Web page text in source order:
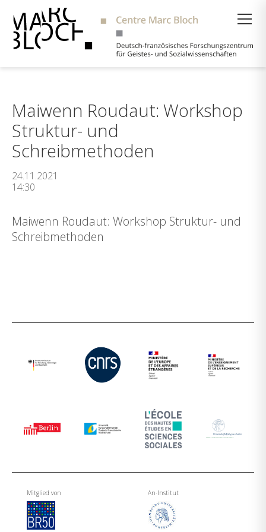
Maiwenn Roudaut: Workshop
Struktur- und
Schreibmethoden
24.11.2021
14:30
Maiwenn Roudaut: Workshop Struktur- und
Schreibmethoden
Mitglied von An-Institut